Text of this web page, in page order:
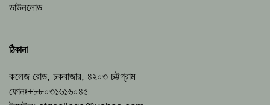
ডাউনলোড
ঠিকানা
কলেজ রোড, চকবাজার, ৪২০৩ চট্টগ্রাম
ফোনঃ+৮৮০৩১৬১৬০৪৫